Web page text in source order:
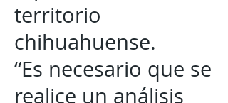
territorio
chihuahuense.
“Es necesario que se
realice un análisis